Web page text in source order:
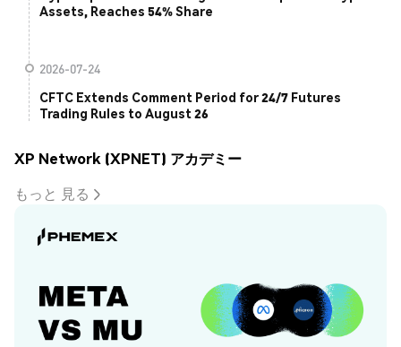
Assets, Reaches 54% Share
2026-07-24
CFTC Extends Comment Period for 24/7 Futures
Trading Rules to August 26
XP Network (XPNET) アカデミー
もっと 見る